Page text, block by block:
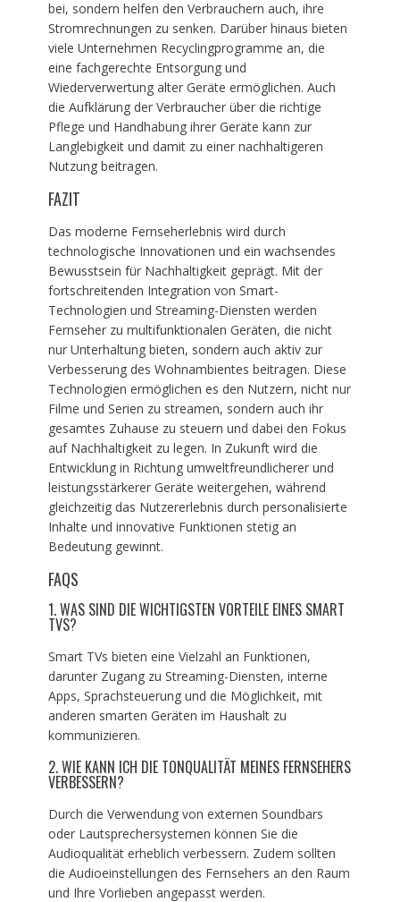
bei, sondern helfen den Verbrauchern auch, ihre
Stromrechnungen zu senken. Darüber hinaus bieten
viele Unternehmen Recyclingprogramme an, die
eine fachgerechte Entsorgung und
Wiederverwertung alter Geräte ermöglichen. Auch
die Aufklärung der Verbraucher über die richtige
Pflege und Handhabung ihrer Geräte kann zur
Langlebigkeit und damit zu einer nachhaltigeren
Nutzung beitragen.
FAZIT
Das moderne Fernseherlebnis wird durch
technologische Innovationen und ein wachsendes
Bewusstsein für Nachhaltigkeit geprägt. Mit der
fortschreitenden Integration von Smart-
Technologien und Streaming-Diensten werden
Fernseher zu multifunktionalen Geräten, die nicht
nur Unterhaltung bieten, sondern auch aktiv zur
Verbesserung des Wohnambientes beitragen. Diese
Technologien ermöglichen es den Nutzern, nicht nur
Filme und Serien zu streamen, sondern auch ihr
gesamtes Zuhause zu steuern und dabei den Fokus
auf Nachhaltigkeit zu legen. In Zukunft wird die
Entwicklung in Richtung umweltfreundlicherer und
leistungsstärkerer Geräte weitergehen, während
gleichzeitig das Nutzererlebnis durch personalisierte
Inhalte und innovative Funktionen stetig an
Bedeutung gewinnt.
FAQS
1. WAS SIND DIE WICHTIGSTEN VORTEILE EINES SMART
TVS?
Smart TVs bieten eine Vielzahl an Funktionen,
darunter Zugang zu Streaming-Diensten, interne
Apps, Sprachsteuerung und die Möglichkeit, mit
anderen smarten Geräten im Haushalt zu
kommunizieren.
2. WIE KANN ICH DIE TONQUALITÄT MEINES FERNSEHERS
VERBESSERN?
Durch die Verwendung von externen Soundbars
oder Lautsprechersystemen können Sie die
Audioqualität erheblich verbessern. Zudem sollten
die Audioeinstellungen des Fernsehers an den Raum
und Ihre Vorlieben angepasst werden.